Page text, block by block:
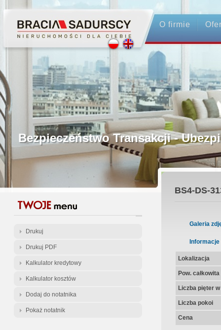
O firmie
Profesjonalne Pośrednictwo
Bezpieczeństwo Transakcji -
Licencjonowani Pośrednicy
Gwarancja Zwrotu Zadatku
Gratis - Przedwstępna Umowa
Drukuj
Drukuj PDF
Kalkulator kredytowy
Kalkulator kosztów
Dodaj do notatnika
Pokaż notatnik
BS4-DS-
Galeria
Informacje
Lokalizacja
Pow.
Liczba pięter
Liczba pokoi
Cena